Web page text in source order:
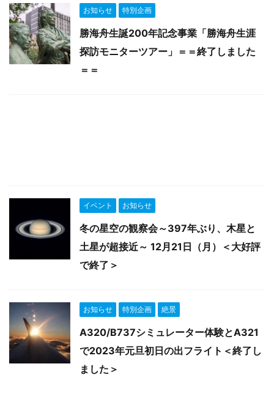
お知らせ 特別企画
勝海舟生誕200年記念事業「勝海舟生涯
探訪モニターツアー」＝＝終了しました
＝＝
イベント お知らせ
冬の星空の観察会～397年ぶり、木星と
土星が超接近～ 12月21日（月）＜大好評
で終了＞
お知らせ 特別企画 絶景
A320/B737シミュレーター体験とA321
で2023年元旦初日の出フライト＜終了し
ました＞